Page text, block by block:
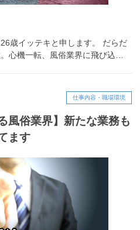
歳イッテキと申します。 だらだ
心機一転、風俗業界に飛び込…
仕事内容・職場環境
風俗業界】新たな業務も
ます